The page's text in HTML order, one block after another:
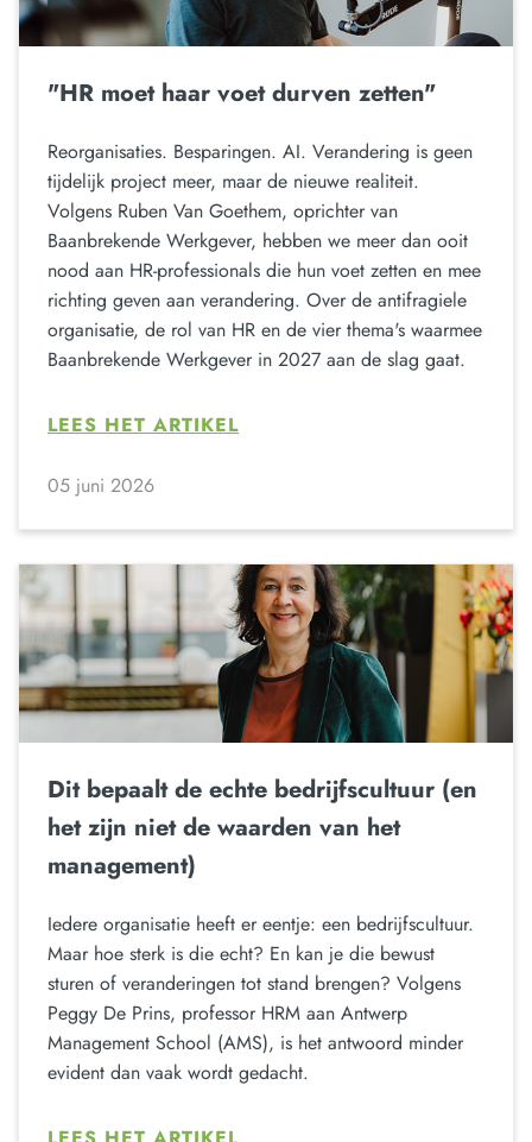
"HR moet haar voet durven zetten"
Reorganisaties. Besparingen. AI. Verandering is geen
tijdelijk project meer, maar de nieuwe realiteit.
Volgens Ruben Van Goethem, oprichter van
Baanbrekende Werkgever, hebben we meer dan ooit
nood aan HR-professionals die hun voet zetten en mee
richting geven aan verandering. Over de antifragiele
organisatie, de rol van HR en de vier thema's waarmee
Baanbrekende Werkgever in 2027 aan de slag gaat.
LEES HET ARTIKEL
05 juni 2026
Dit bepaalt de echte bedrijfscultuur (en
het zijn niet de waarden van het
management)
Iedere organisatie heeft er eentje: een bedrijfscultuur.
Maar hoe sterk is die echt? En kan je die bewust
sturen of veranderingen tot stand brengen? Volgens
Peggy De Prins, professor HRM aan Antwerp
Management School (AMS), is het antwoord minder
evident dan vaak wordt gedacht.